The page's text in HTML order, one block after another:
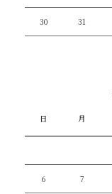
30 31
日 月
6 7